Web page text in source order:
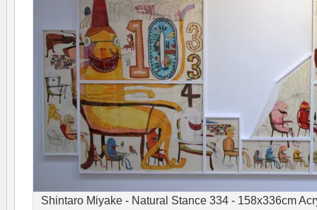
Shintaro Miyake - Natural Stance 334 - 158x336cm